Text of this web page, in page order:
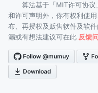
算法基于「 MIT许可协议
和许可声明外，你有权利使
布、再授权及贩售软件及软件
漏或有想法建议可在此 反馈